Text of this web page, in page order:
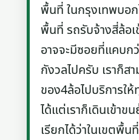
พื้นที่ ในกรุงเทพบอก
พื้นที่ รถรับจ้างสี่ล้อเ
อาจจะมีซอยที่แคบก
กังวลไปครับ เราก็ส
ของ4ล้อไปบริการใ
ได้แต่เราก็เดินเข้า
เรียกได้ว่าในเขตพื้